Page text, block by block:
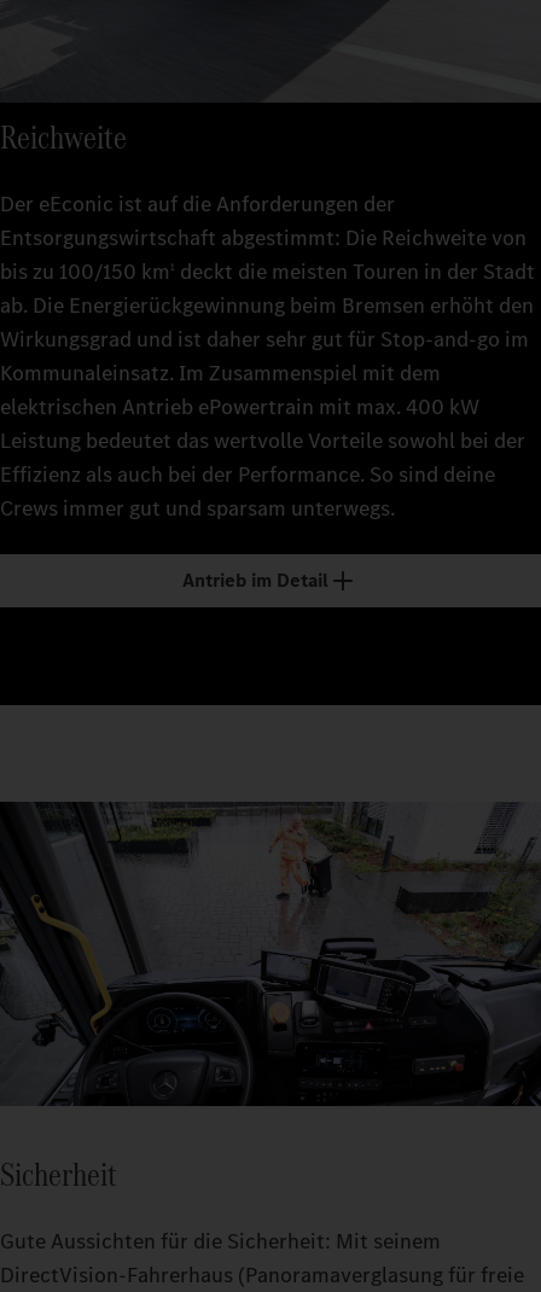
Reichweite
Der eEconic ist auf die Anforderungen der
Entsorgungswirtschaft abgestimmt: Die Reichweite von
bis zu 100/150 km 1 deckt die meisten Touren in der Stadt
ab. Die Energierückgewinnung beim Bremsen erhöht den
Wirkungsgrad und ist daher sehr gut für Stop-and-go im
Kommunaleinsatz. Im Zusammenspiel mit dem
elektrischen Antrieb ePowertrain mit max. 400 kW
Leistung bedeutet das wertvolle Vorteile sowohl bei der
Effizienz als auch bei der Performance. So sind deine
Crews immer gut und sparsam unterwegs.
Antrieb im Detail
Sicherheit
Gute Aussichten für die Sicherheit: Mit seinem
DirectVision-Fahrerhaus (Panoramaverglasung für freie